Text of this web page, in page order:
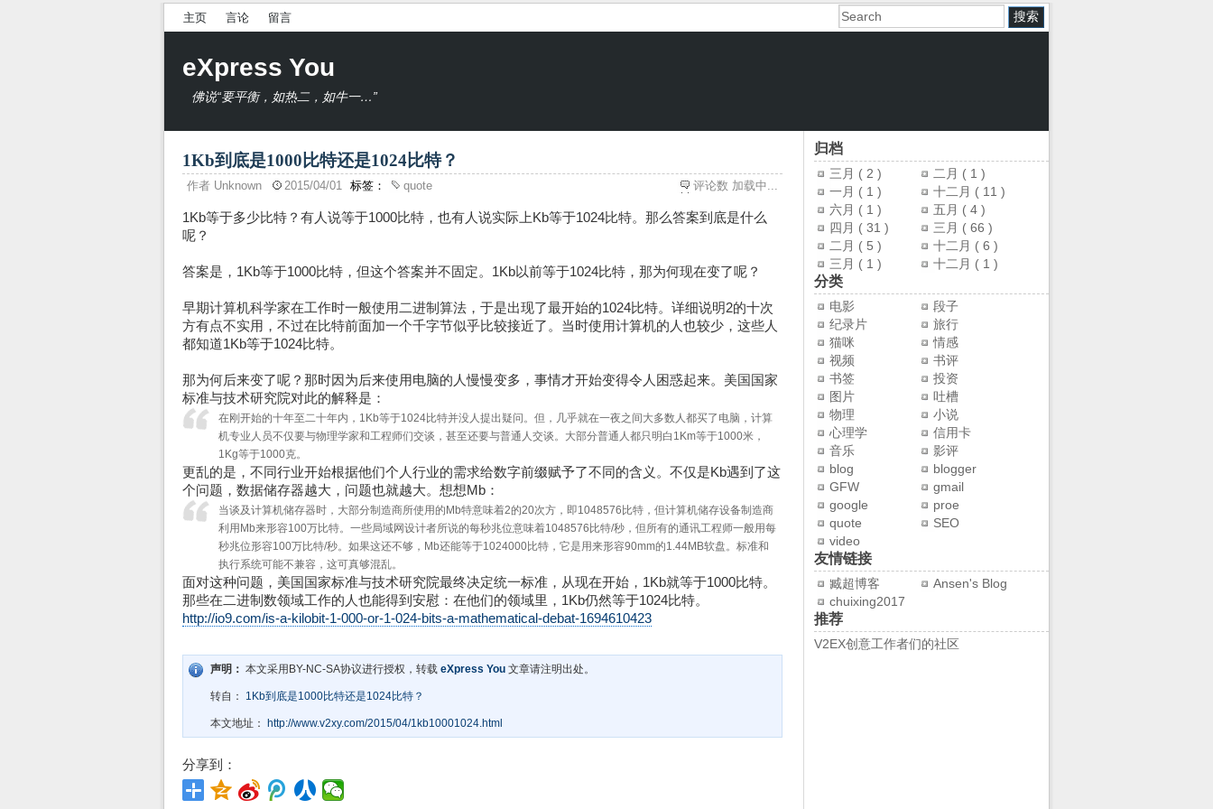
主页 言论 留言
eXpress You
佛说“要平衡，如热二，如牛一…”
1Kb到底是1000比特还是1024比特？
作者 Unknown 2015/04/01 标签： quote 评论数 加载中...
1Kb等于多少比特？有人说等于1000比特，也有人说实际上Kb等于1024比特。那么答案到底是什么
呢？
答案是，1Kb等于1000比特，但这个答案并不固定。1Kb以前等于1024比特，那为何现在变了呢？
早期计算机科学家在工作时一般使用二进制算法，于是出现了最开始的1024比特。详细说明2的十次
方有点不实用，不过在比特前面加一个千字节似乎比较接近了。当时使用计算机的人也较少，这些人
都知道1Kb等于1024比特。
那为何后来变了呢？那时因为后来使用电脑的人慢慢变多，事情才开始变得令人困惑起来。美国国家
标准与技术研究院对此的解释是：
在刚开始的十年至二十年内，1Kb等于1024比特并没人提出疑问。但，几乎就在一夜之间大多数人都买了电脑，计算
机专业人员不仅要与物理学家和工程师们交谈，甚至还要与普通人交谈。大部分普通人都只明白1Km等于1000米，
1Kg等于1000克。
更乱的是，不同行业开始根据他们个人行业的需求给数字前缀赋予了不同的含义。不仅是Kb遇到了这
个问题，数据储存器越大，问题也就越大。想想Mb：
当谈及计算机储存器时，大部分制造商所使用的Mb特意味着2的20次方，即1048576比特，但计算机储存设备制造商
利用Mb来形容100万比特。一些局域网设计者所说的每秒兆位意味着1048576比特/秒，但所有的通讯工程师一般用每
秒兆位形容100万比特/秒。如果这还不够，Mb还能等于1024000比特，它是用来形容90mm的1.44MB软盘。标准和
执行系统可能不兼容，这可真够混乱。
面对这种问题，美国国家标准与技术研究院最终决定统一标准，从现在开始，1Kb就等于1000比特。
那些在二进制数领域工作的人也能得到安慰：在他们的领域里，1Kb仍然等于1024比特。
http://io9.com/is-a-kilobit-1-000-or-1-024-bits-a-mathematical-debat-1694610423
声明： 本文采用BY-NC-SA协议进行授权，转载 eXpress You 文章请注明出处。
转自： 1Kb到底是1000比特还是1024比特？
本文地址： http://www.v2xy.com/2015/04/1kb10001024.html
分享到：
归档
三月 ( 2 ) 二月 ( 1 )
一月 ( 1 ) 十二月 ( 11 )
六月 ( 1 ) 五月 ( 4 )
四月 ( 31 ) 三月 ( 66 )
二月 ( 5 ) 十二月 ( 6 )
三月 ( 1 ) 十二月 ( 1 )
分类
电影
段子
纪录片
旅行
猫咪
情感
视频
书评
书签
投资
图片
吐槽
物理
小说
心理学
信用卡
音乐
影评
blog
blogger
GFW
gmail
google
proe
quote
SEO
video
友情链接
臧超博客
Ansen's Blog
chuixing2017
推荐
V2EX创意工作者们的社区